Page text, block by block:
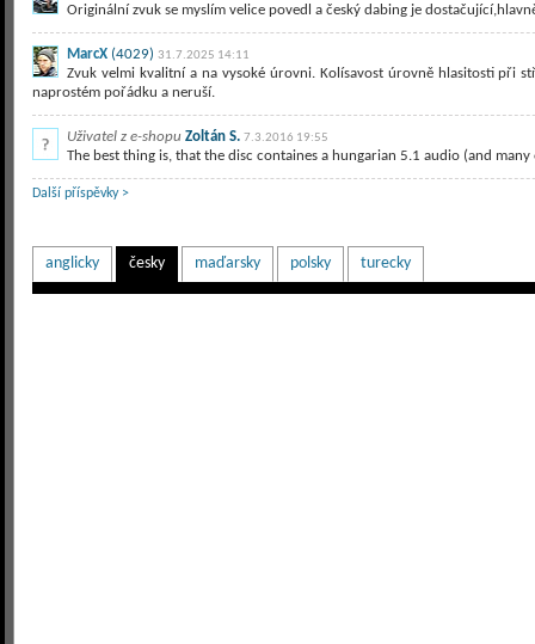
Originální zvuk se myslím velice povedl a český dabing je
MarcX (4029) 31.7.2025 14:11
Zvuk velmi kvalitní a na vysoké úrovni. Kolísavost úrovně hlasitosti při
naprostém pořádku a neruší.
Uživatel z e-shopu Zoltán S. 7.3.2016 19:55
The best thing is, that the disc containes a hungarian 5.1 audio (and
Další příspěvky >
anglicky česky maďarsky polsky turecky